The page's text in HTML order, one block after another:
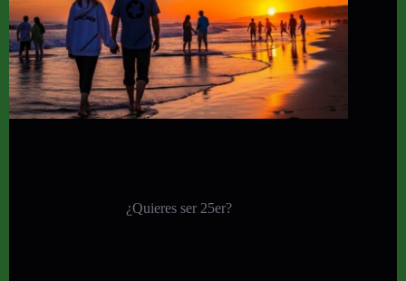
¿Quieres ser 25er?